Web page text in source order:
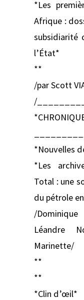
*Les
Afrique :
subsidiarité
l’État*
**
/par Scott
/
*Nouvelles
*Les
Total : une
du pétrole
/
Léandre
Marinette/
**
**
*Clin d’œil*